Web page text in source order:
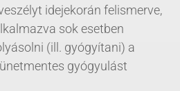
idejekorán felismerve,
sok esetben
(ill. gyógyítani) a
gyógyulást